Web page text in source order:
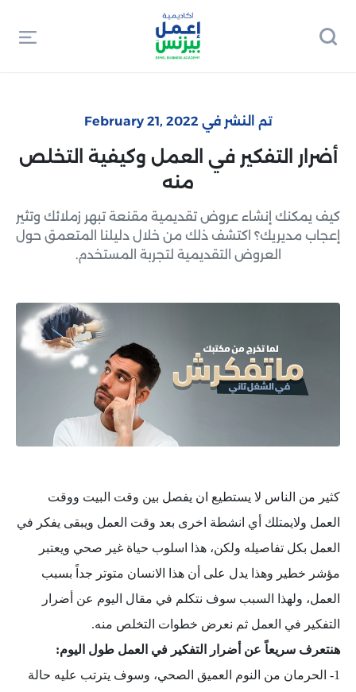
تم النشر في February 21, 2022
أضرار التفكير في العمل وكيفية التخلص
منه
كيف يمكنك إنشاء عروض تقديمية مقنعة تبهر زملائك وتثير
إعجاب مديريك؟ اكتشف ذلك من خلال دليلنا المتعمق حول
العروض التقديمية لتجربة المستخدم.
كثير من الناس لا يستطيع ان يفصل بين وقت البيت ووقت
العمل ولايمتلك أي انشطة اخرى بعد وقت العمل ويبقى يفكر في
العمل بكل تفاصيله ولكن، هذا اسلوب حياة غير صحي ويعتبر
مؤشر خطير وهذا يدل على أن هذا الانسان متوتر جداً بسبب
العمل، ولهذا السبب سوف نتكلم في مقال اليوم عن أضرار
التفكير في العمل ثم نعرض خطوات التخلص منه.
هنتعرف سريعاً عن أضرار التفكير في العمل طول اليوم:
1- الحرمان من النوم العميق الصحي، وسوف يترتب عليه حالة